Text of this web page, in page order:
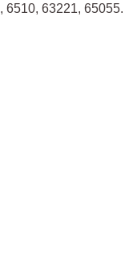
6510, 63221, 65055.